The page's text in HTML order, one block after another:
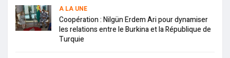
A LA UNE
Coopération : Nilgün Erdem Ari pour dynamiser
les relations entre le Burkina et la République de
Turquie